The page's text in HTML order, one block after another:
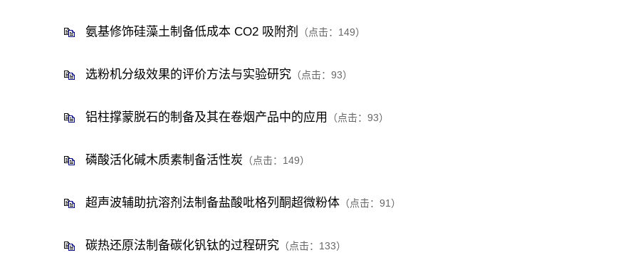
氨基修饰硅藻土制备低成本 CO2 吸附剂 （点击： 149）
选粉机分级效果的评价方法与实验研究 （点击： 93）
铝柱撑蒙脱石的制备及其在卷烟产品中的应用 （点击： 93）
磷酸活化碱木质素制备活性炭 （点击： 149）
超声波辅助抗溶剂法制备盐酸吡格列酮超微粉体 （点击： 91 ）
碳热还原法制备碳化钒钛的过程研究 （点击： 133）